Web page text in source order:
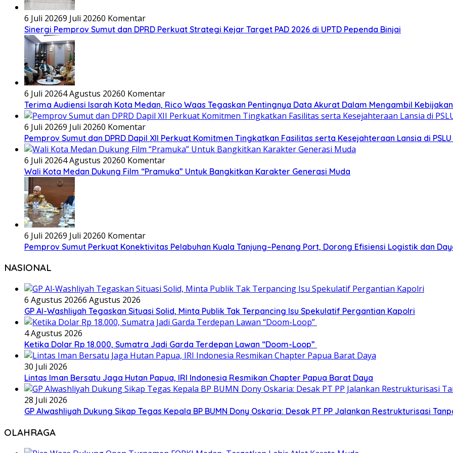
6 Juli 20269 Juli 20260 Komentar
Sinergi Pemprov Sumut dan DPRD Perkuat Strategi Kejar Target PAD 2026 di UPTD Pependa Binjai
6 Juli 20264 Agustus 20260 Komentar
Terima Audiensi Isarah Kota Medan, Rico Waas Tegaskan Pentingnya Data Akurat Dalam Mengambil
6 Juli 20269 Juli 20260 Komentar
Pemprov Sumut dan DPRD Dapil XII Perkuat Komitmen Tingkatkan Fasilitas serta Kesejahteraan Lansia di PSLU
6 Juli 20264 Agustus 20260 Komentar
Wali Kota Medan Dukung Film “Pramuka” Untuk Bangkitkan Karakter Generasi Muda
6 Juli 20269 Juli 20260 Komentar
Pemprov Sumut Perkuat Konektivitas Pelabuhan Kuala Tanjung–Penang Port, Dorong Efisiensi Logistik dan
NASIONAL
6 Agustus 20266 Agustus 2026
GP Al-Washliyah Tegaskan Situasi Solid, Minta Publik Tak Terpancing Isu Spekulatif Pergantian Kapolri
4 Agustus 2026
Ketika Dolar Rp 18.000, Sumatra Jadi Garda Terdepan Lawan “Doom-Loop”
30 Juli 2026
Lintas Iman Bersatu Jaga Hutan Papua, IRI Indonesia Resmikan Chapter Papua Barat Daya
28 Juli 2026
GP Alwashliyah Dukung Sikap Tegas Kepala BP BUMN Dony Oskaria: Desak PT PP Jalankan Restrukturisasi
OLAHRAGA